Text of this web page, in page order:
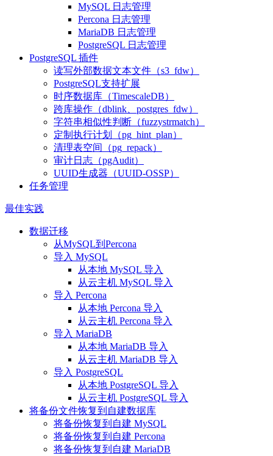
MySQL 日志管理
Percona 日志管理
MariaDB 日志管理
PostgreSQL 日志管理
PostgreSQL 插件
读写外部数据文本文件（s3_fdw）
PostgreSQL支持扩展
时序数据库（TimescaleDB）
跨库操作（dblink、postgres_fdw）
字符串相似性判断（fuzzystrmatch）
定制执行计划（pg_hint_plan）
清理表空间（pg_repack）
审计日志（pgAudit）
UUID生成器（UUID-OSSP）
任务管理
最佳实践
数据迁移
从MySQL到Percona
导入 MySQL
从本地 MySQL 导入
从云主机 MySQL 导入
导入 Percona
从本地 Percona 导入
从云主机 Percona 导入
导入 MariaDB
从本地 MariaDB 导入
从云主机 MariaDB 导入
导入 PostgreSQL
从本地 PostgreSQL 导入
从云主机 PostgreSQL 导入
将备份文件恢复到自建数据库
将备份恢复到自建 MySQL
将备份恢复到自建 Percona
将备份恢复到自建 MariaDB